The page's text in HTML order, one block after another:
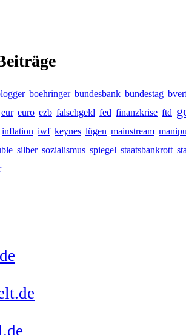
boehringer bundesbank bundestag
eur euro ezb falschgeld fed finanzkrise ftd
inflation iwf keynes lügen mainstream
silber sozialismus spiegel staatsbankrott